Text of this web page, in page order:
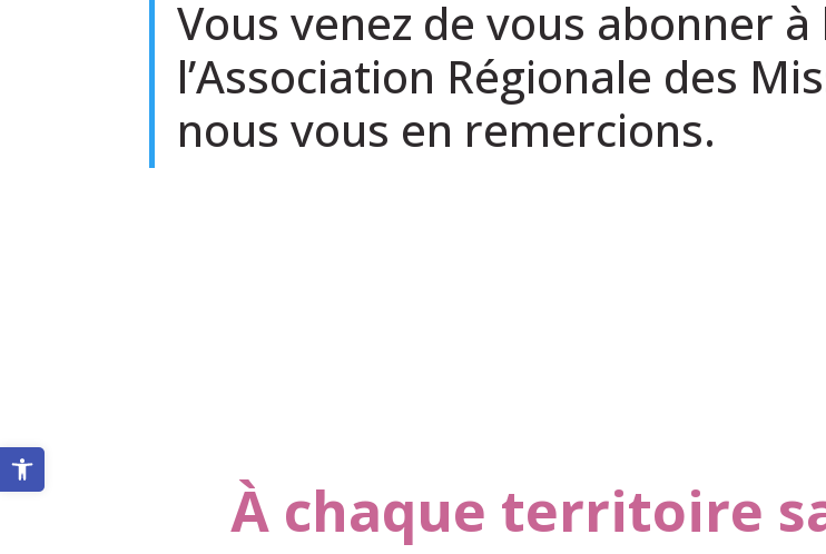
Ouvrir la barre d’outils
Vous venez de vous abonner
l’Association Régionale des
nous vous en remercions.
À chaque territoire